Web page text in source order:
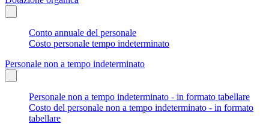
Conto annuale del personale
Costo personale tempo indeterminato
Personale non a tempo indeterminato
Personale non a tempo indeterminato - in formato tabellare
Costo del personale non a tempo indeterminato - in formato
tabellare